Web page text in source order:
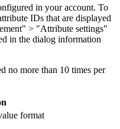
in your account. To
IDs that are displayed
> "Attribute settings"
in the dialog information
no more than 10 times per
format